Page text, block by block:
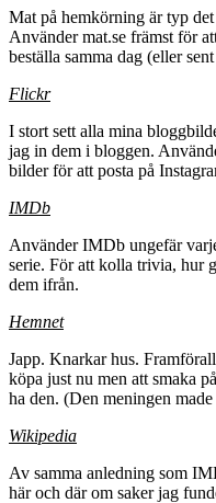
Mat på hemkörning är typ det
Använder mat.se främst för
beställa samma dag (eller
Flickr
I stort sett alla mina
jag in dem i bloggen.
bilder för att posta på
IMDb
Använder IMDb ungefär
serie. För att kolla trivia, hur
dem ifrån.
Hemnet
Japp. Knarkar hus.
köpa just nu men att smaka
ha den. (Den meningen
Wikipedia
Av samma anledning som
här och där om saker jag